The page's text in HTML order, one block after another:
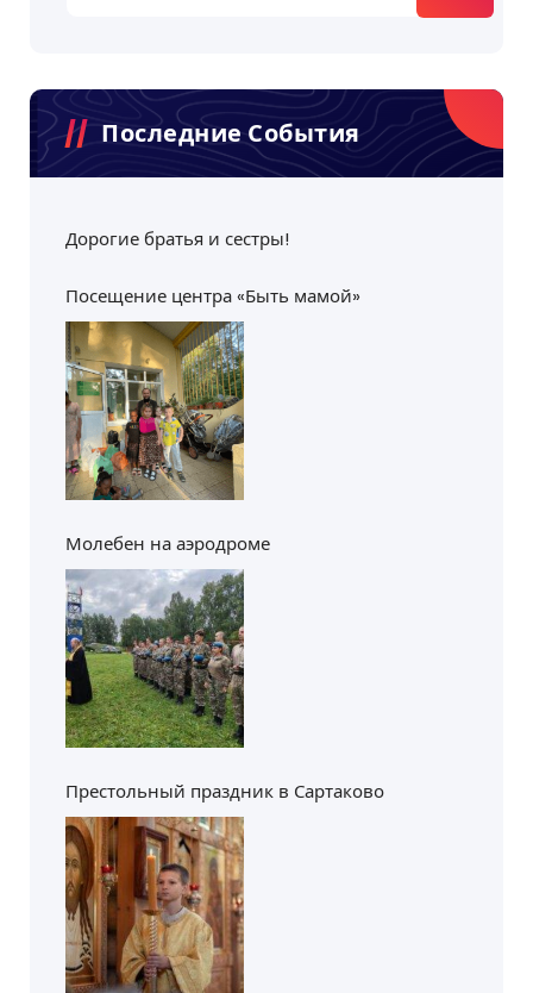
Последние События
Дорогие братья и сестры!
Посещение центра «Быть мамой»
Молебен на аэродроме
Престольный праздник в Сартаково